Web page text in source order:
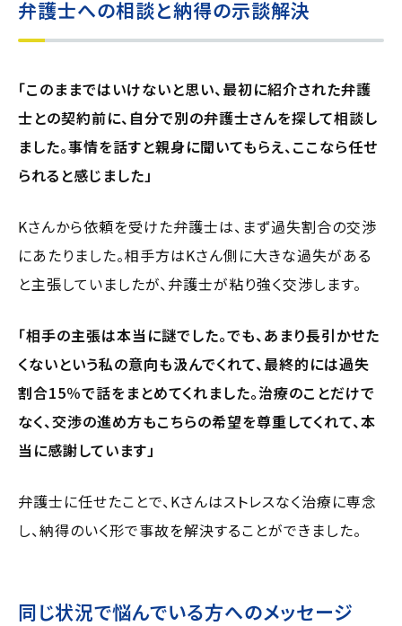
弁護士への相談と納得の示談解決
「このままではいけないと思い、最初に紹介された弁護
士との契約前に、自分で別の弁護士さんを探して相談し
ました。事情を話すと親身に聞いてもらえ、ここなら任せ
られると感じました」
Kさんから依頼を受けた弁護士は、まず過失割合の交渉
にあたりました。相手方はKさん側に大きな過失がある
と主張していましたが、弁護士が粘り強く交渉します。
「相手の主張は本当に謎でした。でも、あまり長引かせた
くないという私の意向も汲んでくれて、最終的には過失
割合15％で話をまとめてくれました。治療のことだけで
なく、交渉の進め方もこちらの希望を尊重してくれて、本
当に感謝しています」
弁護士に任せたことで、Kさんはストレスなく治療に専念
し、納得のいく形で事故を解決することができました。
同じ状況で悩んでいる方へのメッセージ